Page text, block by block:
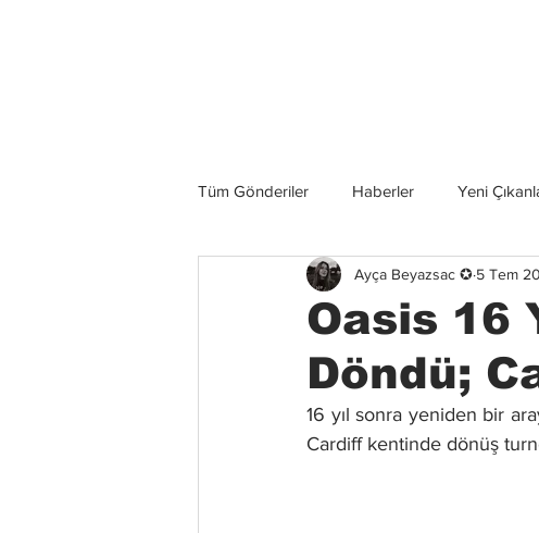
Tüm Gönderiler Haberler Yeni
Grup İncelemeleri Konserler
Oasis 16
Döndü;
Ayça Beyazsac ✪ 5 Tem
16 yıl sonra yeniden bir
Cardiff kentinde dönüş